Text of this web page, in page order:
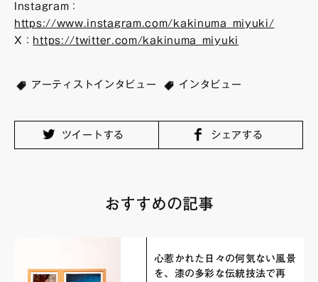
Instagram：
https://www.instagram.com/kakinuma_miyuki/
X： https://twitter.com/kakinuma_miyuki
アーティストインタビュー インタビュー
ツイートする シェアする
おすすめの記事
心惹かれた日々の何気ない風景
を、漆の多彩な伝統技法で再